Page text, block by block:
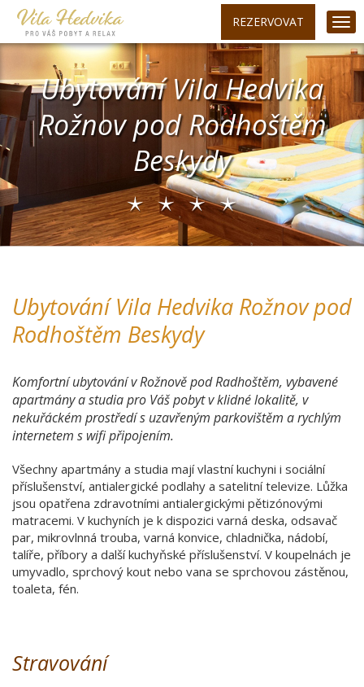
REZERVOVAT
Ubytování Vila Hedvika
Rožnov pod Rodhoštěm
Beskydy
Ubytování Vila Hedvika Rožnov pod
Rodhoštěm Beskydy
Komfortní ubytování v Rožnově pod Radhoštěm, vybavené
apartmány a studia pro Váš pobyt v klidné lokalitě, v
nekuřáckém prostředí s uzavřeným parkovištěm a rychlým
internetem s wifi připojením.
Všechny apartmány a studia mají vlastní kuchyni i sociální
příslušenství, antialergické podlahy a satelitní televize. Lůžka
jsou opatřena zdravotními antialergickými pětizónovými
matracemi. V kuchyních je k dispozici varná deska, odsavač
par, mikrovlnná trouba, varná konvice, chladnička, nádobí,
talíře, příbory a další kuchyňské příslušenství. V koupelnách je
umyvadlo, sprchový kout nebo vana se sprchovou zástěnou,
toaleta, fén.
Stravování